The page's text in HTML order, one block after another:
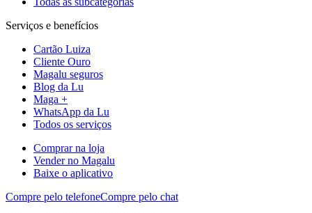
Serviços e benefícios
Cartão Luiza
Cliente Ouro
Magalu seguros
Blog da Lu
Maga +
WhatsApp da Lu
Todos os serviços
Comprar na loja
Vender no Magalu
Baixe o aplicativo
Compre pelo telefoneCompre pelo chat